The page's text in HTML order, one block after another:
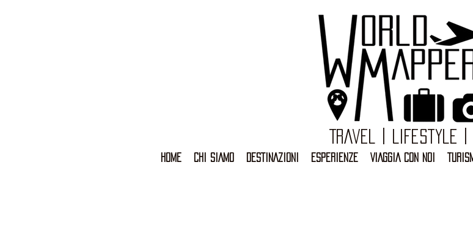
Travel | Lifestyle |
HOME CHI SIAMO DESTINAZIONI ESPERIENZE VIAGGIA CON NOI